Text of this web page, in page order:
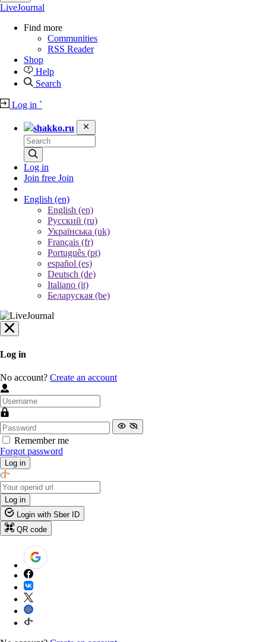
LiveJournal
Find more
Communities
RSS Reader
Shop
Help
Search
Log in `
shakko.ru
Log in
Join free Join
English (en)
English (en)
Русский (ru)
Українська (uk)
Français (fr)
Português (pt)
español (es)
Deutsch (de)
Italiano (it)
Беларуская (be)
Log in
No account? Create an account
Remember me
Forgot password
Log in
Log in
Login with Sber ID
QR code